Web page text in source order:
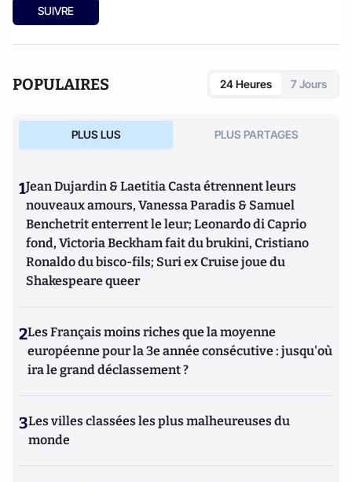
prof, du côté obscur de l'éducation
2015).
SUIVRE
POPULAIRES 24 Heures 7 Jours
PLUS LUS PLUS PARTAGES
1Jean Dujardin & Laetitia Casta étrennent leurs
nouveaux amours, Vanessa Paradis & Samuel
Benchetrit enterrent le leur; Leonardo di Caprio
fond, Victoria Beckham fait du brukini, Cristiano
Ronaldo du bisco-fils; Suri ex Cruise joue du
Shakespeare queer
2Les Français moins riches que la moyenne
européenne pour la 3e année consécutive : jusqu'où
ira le grand déclassement ?
3Les villes classées les plus malheureuses du
monde